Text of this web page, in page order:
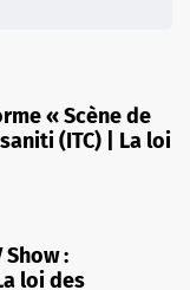
« Scène de
(ITC) | La loi
Show :
loi des